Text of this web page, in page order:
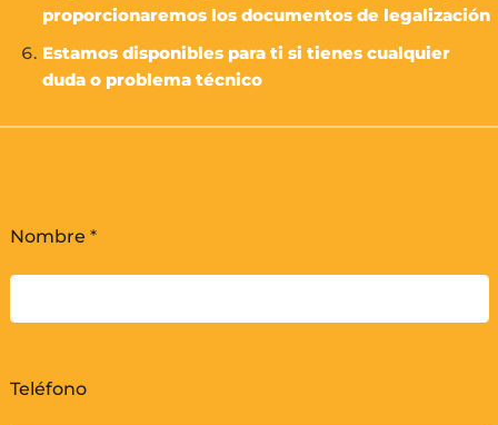
proporcionaremos los documentos de legalización
Estamos disponibles para ti si tienes cualquier
duda o problema técnico
Nombre *
Teléfono